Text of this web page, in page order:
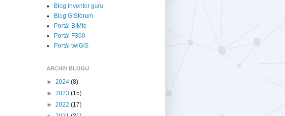
Blog Inventor guru
Blog GISfórum
Portál BIMfo
Portál F360
Portál twiGIS
ARCHIV BLOGU
► 2024 (8)
► 2023 (15)
► 2022 (17)